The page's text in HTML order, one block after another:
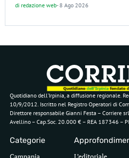
di redazione web- 8 Ago 2026
Quotidiano dell’Irpinia, a diffusione regionale.
10/9/2012. Iscritto nel Registro Operatori di
Direttore responsabile Gianni Festa – Corriere
Avellino – Cap.Soc. 20.000 € – REA 187346 –
Categorie